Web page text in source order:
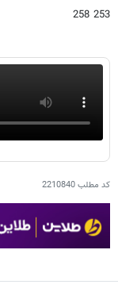
253 258
کد مطلب2210840